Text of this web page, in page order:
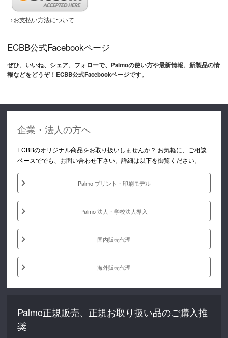
→お支払い方法について
ECBB公式Facebookページ
ぜひ、いいね、シェア、フォローで、Palmoの使い方や最新情報、新製品の情
報などをどうぞ！ECBB公式Facebookページです。
企業・法人の方へ
ECBBのオリジナル商品をお取り扱いしませんか？ お気軽に、ご相談
ベースででも、お問い合わせ下さい。詳細は以下を御覧ください。
Palmo プリント・印刷モデル
Palmo 法人・学校法人導入
国内販売代理
海外販売代理
Palmo正規販売、正規お取り扱い品のご購入推
奨